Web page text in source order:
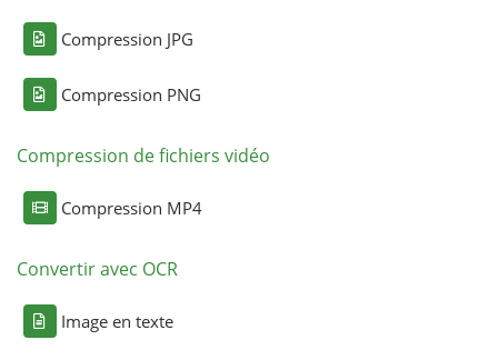
Compression JPG
Compression PNG
Compression de fichiers vidéo
Compression MP4
Convertir avec OCR
Image en texte